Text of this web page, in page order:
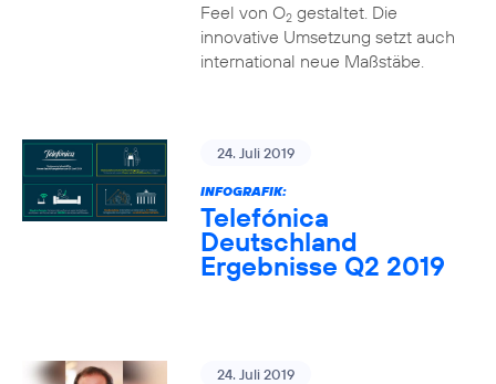
Feel von O2gestaltet. Die
innovative Umsetzung setzt auch
international neue Maßstäbe.
24. Juli 2019
INFOGRAFIK:
Telefónica
Deutschland
Ergebnisse Q2 2019
24. Juli 2019